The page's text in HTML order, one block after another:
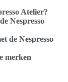
Atelier?
Nespresso
de Nespresso
merken